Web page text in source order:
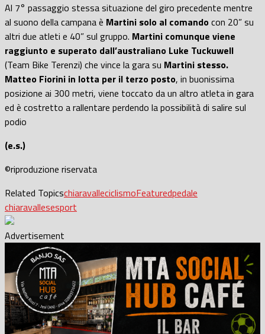
Al 7° passaggio stessa situazione del giro precedente mentre
al suono della campana è Martini solo al comandocon 20” su
altri due atleti e 40” sul gruppo. Martini comunque viene
raggiunto e superato dall’australiano Luke Tuckuwell
(Team Bike Terenzi) che vince la gara su Martini stesso.
Matteo Fiorini in lotta per il terzo posto, in buonissima
posizione ai 300 metri, viene toccato da un altro atleta in gara
ed è costretto a rallentare perdendo la possibilità di salire sul
podio
(e.s.)
©riproduzione riservata
Related TopicschiaravalleciclismoFeaturedpedale
chiaravallesesport
Advertisement